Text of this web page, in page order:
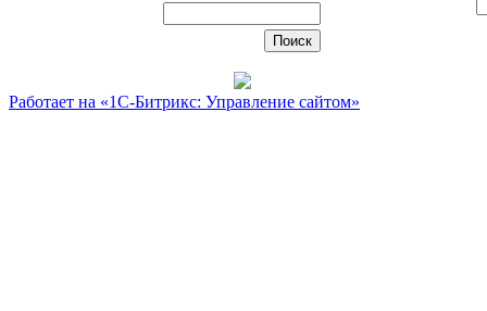
Работает на «1С-Битрикс: Управление сайтом»